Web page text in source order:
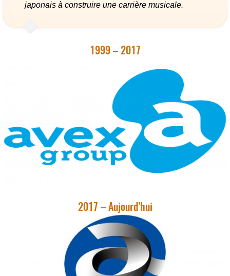
japonais à construire une carrière musicale.
1999 – 2017
2017 – Aujourd’hui